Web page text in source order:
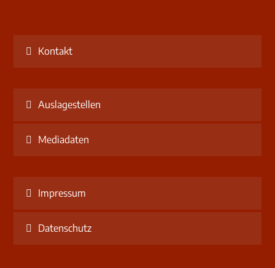
Kontakt
Auslagestellen
Mediadaten
Impressum
Datenschutz